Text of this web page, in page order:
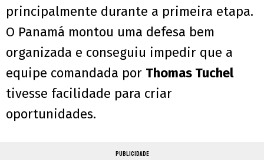
principalmente durante a primeira etapa.
O Panamá montou uma defesa bem
organizada e conseguiu impedir que a
equipe comandada por Thomas Tuchel
tivesse facilidade para criar
oportunidades.
PUBLICIDADE